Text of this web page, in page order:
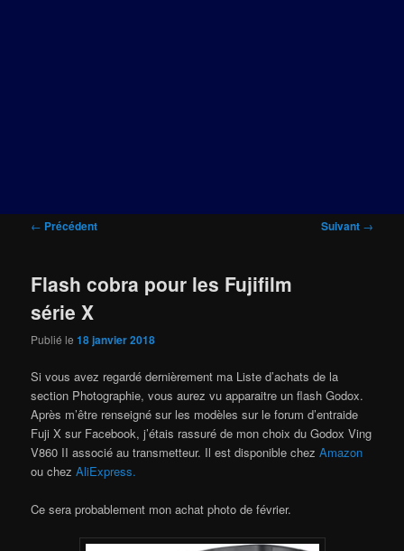
Navigation
← Précédent Suivant →
Flash cobra pour les Fujifilm
série X
Publié le18 janvier 2018
Si vous avez regardé dernièrement ma Liste d’achats de la
section Photographie, vous aurez vu apparaitre un flash Godox.
Après m’être renseigné sur les modèles sur le forum d’entraide
Fuji X sur Facebook, j’étais rassuré de mon choix du Godox Ving
V860 II associé au transmetteur. Il est disponible chezAmazon
ou chezAliExpress.
Ce sera probablement mon achat photo de février.